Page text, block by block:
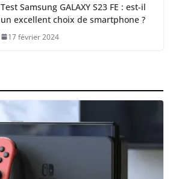
Test Samsung GALAXY S23 FE : est-il
un excellent choix de smartphone ?
17 février 2024